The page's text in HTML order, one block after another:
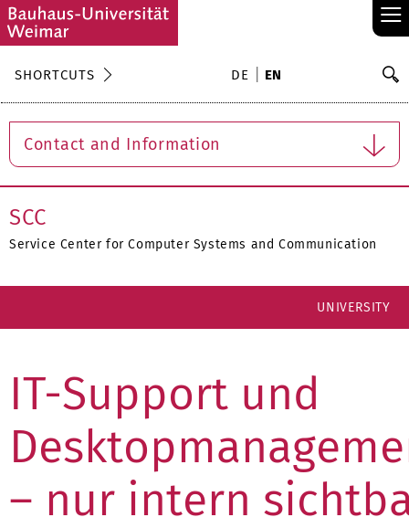
≡
SHORTCUTS DE EN
Contact and Information
SCC
Service Center for Computer Systems and Communication
UNIVERSITY
IT-Support und
– nur intern